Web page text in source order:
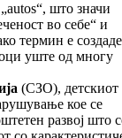
што значи
во себе“ и
термин е
уште од многу
(СЗО), детскиот
кое се
развој што